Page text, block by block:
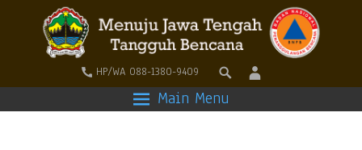
HP/WA 088-1380-9409
Main Menu